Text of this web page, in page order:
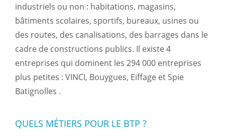
industriels ou non : habitations, magasins,
bâtiments scolaires, sportifs, bureaux, usines ou
des routes, des canalisations, des barrages dans le
cadre de constructions publics. Il existe 4
entreprises qui dominent les 294 000 entreprises
plus petites : VINCI, Bouygues, Eiffage et Spie
Batignolles .
QUELS MÉTIERS POUR LE BTP ?